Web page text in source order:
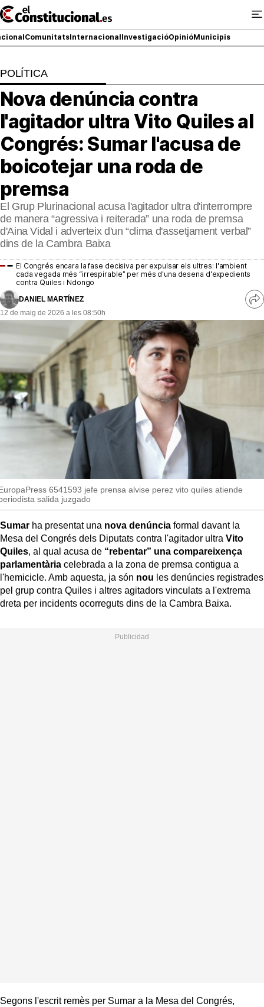
Ir
al
contenido
ComunitatsInternacionalInvestigacióOpinióMunicipis
NACIONAL
COMUNITATS
ElConstitucional TV
MésQueTele
ElConstitucional +
MésQueEstil
MésQuePartits
MésQueSuccessos
MésQueMercats
JudiciExprés
INVESTIGACIÓ
INTERNACIONAL
OPINIÓ
MUNICIPIS
POLÍTICA
Nova denúncia contra
l'agitador ultra Vito Quiles al
Congrés: Sumar l'acusa de
boicotejar una roda de
premsa
El Grup Plurinacional acusa l'agitador ultra d'interrompre
de manera “agressiva i reiterada” una roda de premsa
d'Aina Vidal i adverteix d'un “clima d'assetjament verbal”
dins de la Cambra Baixa
El Congrés encara la fase decisiva per expulsar els ultres: l'ambient
cada vegada més “irrespirable” per més d'una desena d'expedients
contra Quiles i Ndongo
DANIEL MARTÍNEZ
12 de maig de 2026 a les 08:50h
6541593 jefe prensa alvise perez vito quiles atiende
salida juzgado
Sumar ha presentat una nova denúncia formal davant la
Mesa del Congrés dels Diputats contra l'agitador ultra Vito
Quiles, al qual acusa de “rebentar” una compareixença
parlamentària celebrada a la zona de premsa contigua a
l'hemicicle. Amb aquesta, ja són nou les denúncies registrades
pel grup contra Quiles i altres agitadors vinculats a l'extrema
dreta per incidents ocorreguts dins de la Cambra Baixa.
Segons l'escrit remès per Sumar a la Mesa del Congrés,